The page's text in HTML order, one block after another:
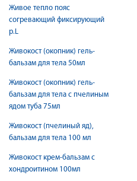
Живое тепло пояс
согревающий фиксирующий
р.L
Живокост (окопник) гель-
бальзам для тела 50мл
Живокост (окопник) гель-
бальзам для тела с пчелиным
ядом туба 75мл
Живокост (пчелиный яд),
бальзам для тела 100 мл
Живокост крем-бальзам с
хондроитином 100мл